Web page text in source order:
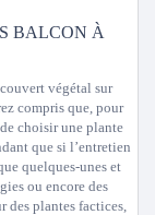
BALCON À
végétal sur
compris que, pour
choisir une plante
que si l’entretien
quelques-unes et
ou encore des
des plantes factices,